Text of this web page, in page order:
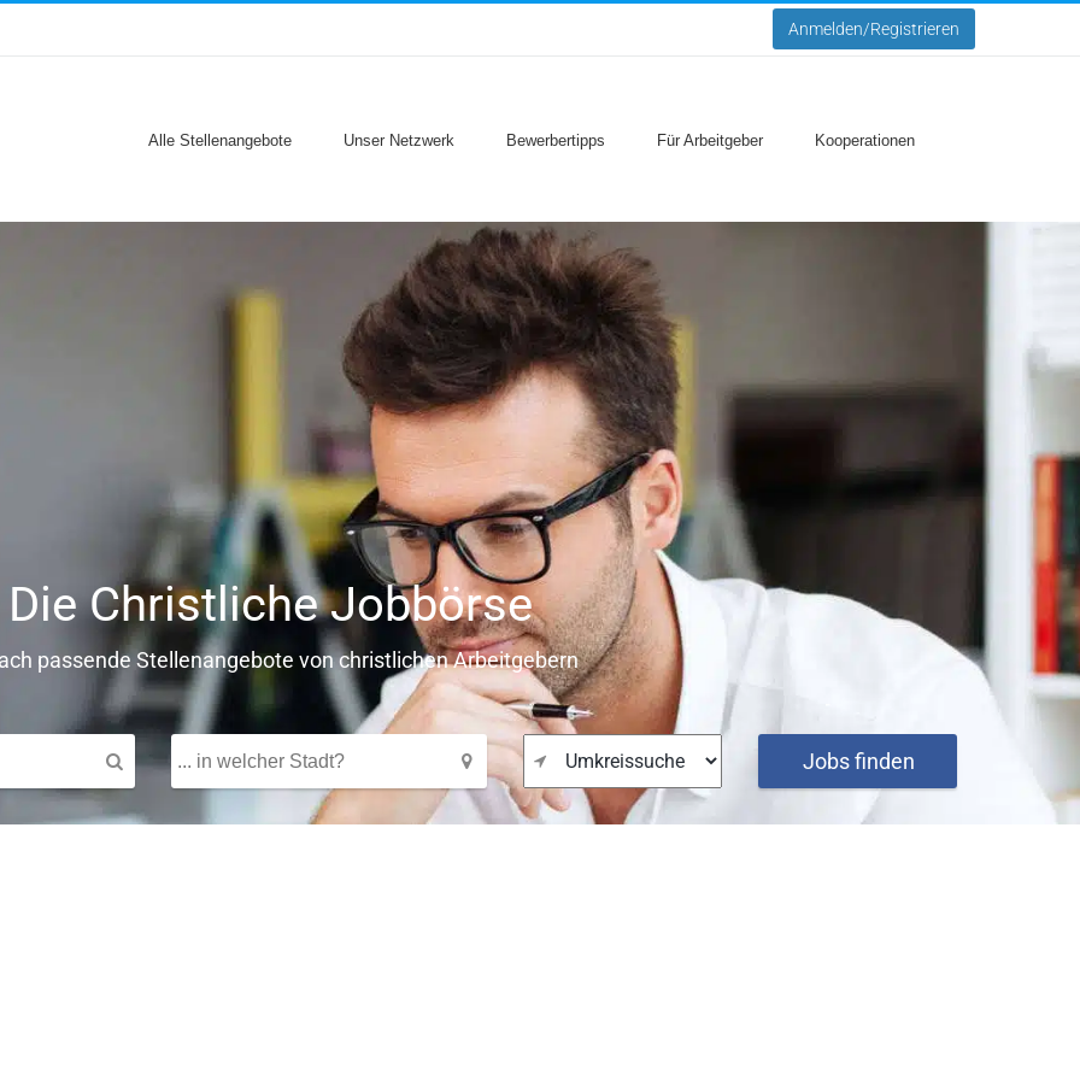
Anmelden/Registrieren
Alle Stellenangebote Unser Netzwerk Bewerbertipps Für Arbeitgeber Kooperationen
Die Christliche Jobbörse
passende Stellenangebote von christlichen Arbeitgebern
Jobs finden